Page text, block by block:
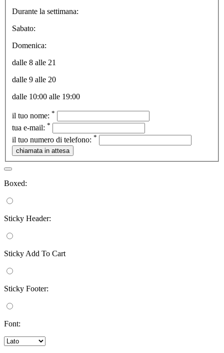
Durante la settimana:
Sabato:
Domenica:
dalle 8 alle 21
dalle 9 alle 20
dalle 10:00 alle 19:00
il tuo nome: *
tua e-mail: *
il tuo numero di telefono: *
Boxed:
Sticky Header:
Sticky Add To Cart
Sticky Footer:
Font: